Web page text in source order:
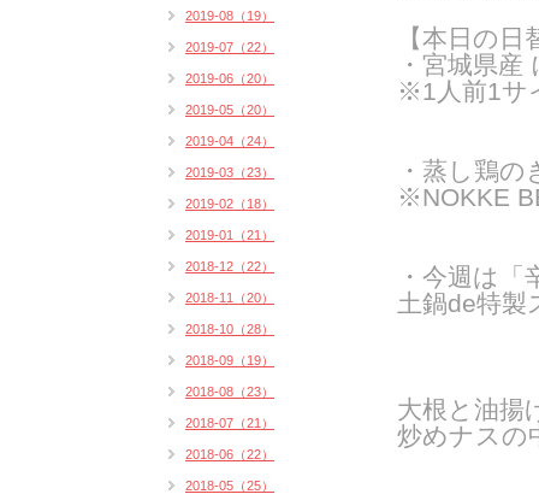
【本日の
・宮城県
※1人前1サ
・蒸し鶏の
※NOKKE
・ 今週は「
土鍋de特
大根と油揚
炒めナスの
2019-08（19）
2019-07（22）
2019-06（20）
2019-05（20）
2019-04（24）
2019-03（23）
2019-02（18）
2019-01（21）
2018-12（22）
2018-11（20）
2018-10（28）
2018-09（19）
2018-08（23）
2018-07（21）
2018-06（22）
2018-05（25）